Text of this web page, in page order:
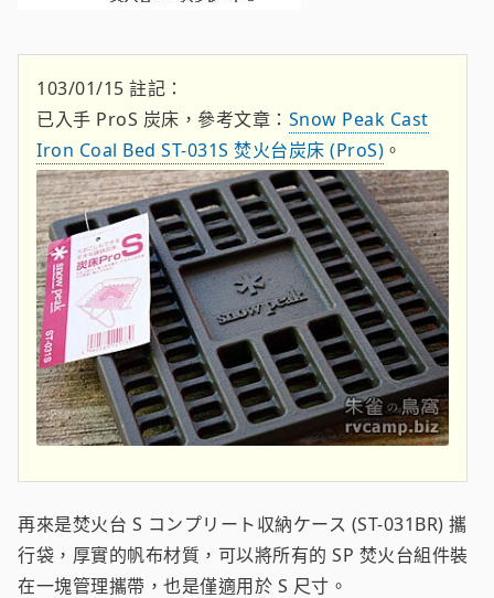
103/01/15 註記：
已入手 ProS 炭床，參考文章： Snow Peak Cast
Iron Coal Bed ST-031S 焚火台炭床 (ProS) 。
再來是焚火台 S コンプリート収納ケース (ST-031BR) 攜
行袋，厚實的帆布材質，可以將所有的 SP 焚火台組件裝
在一塊管理攜帶，也是僅適用於 S 尺寸。